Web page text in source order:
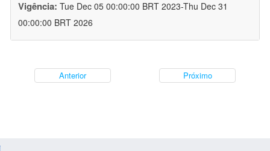
Vigência: Tue Dec 05 00:00:00 BRT 2023-Thu Dec 31
00:00:00 BRT 2026
Anterior Próximo